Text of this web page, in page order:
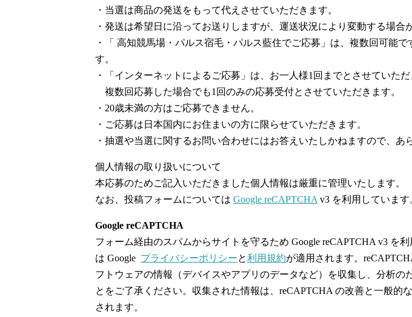
・当選は商品の発送をもって代えさせていただきます。
・発送は希望日に沿ってお送りしますが、運送状況により変動する場合
・「 高知競馬場・パルス宿毛・パルス藍住でご応募」は、複数回可能で
す。
・「インターネットによるご応募」は、お一人様1回までとさせていただ
複数回応募した場合でも1回のみの応募受付とさせていただきます。
・20歳未満の方はご応募できません。
・ご応募は日本国内にお住まいの方に限らせていただきます。
・抽選や当選に関するお問い合わせにはお答えいたしかねますので、あ
個人情報の取り扱いについて
本応募のためご記入いただきました個人情報は厳重に管理いたします。
なお、投稿フォームについては Google reCAPTCHA v3 を利用しています
Google reCAPTCHA
フォーム経由のスパムからサイトを守るため Google reCAPTCHA v3 を
は Google プライバシーポリシーと利用規約が適用されます。
フトウェアの情報（デバイスやアプリのデータなど）を収集し、分析の
とをご了承ください。収集された情報は、reCAPTCHA の改善と一般的
されます。